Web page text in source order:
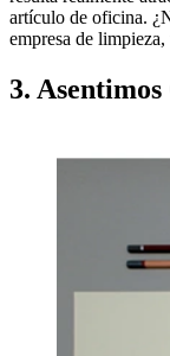
artículo de oficina.
empresa de limpieza,
3.